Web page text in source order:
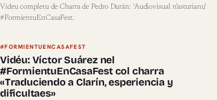
Videu completu de Charra de Pedro Durán: ‘Audiovisual n’asturianu’
#FormientuEnCasaFest.
#FORMIENTUENCASAFEST
Vidéu: Víctor Suárez nel
#FormientuEnCasaFest col charra
«Traduciendo a Clarín, esperiencia y
dificultaes»